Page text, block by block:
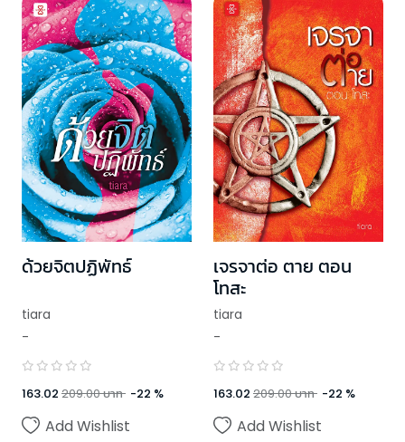
ด้วยจิตปฏิพัทธ์
tiara
-
163.02 209.00บาท -22 %
Add Wishlist
เจรจาต่อ ตาย ตอน
โทสะ
tiara
-
163.02 209.00บาท -22 %
Add Wishlist